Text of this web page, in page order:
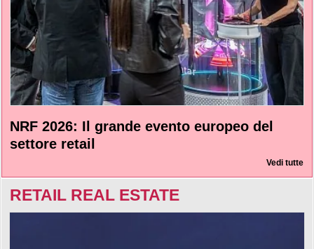
NRF 2026: Il grande evento europeo del
settore retail
Vedi tutte
RETAIL REAL ESTATE